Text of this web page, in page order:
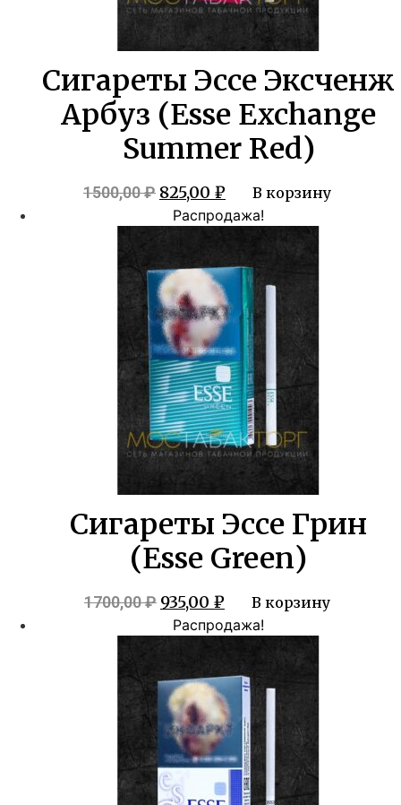
Сигареты Эссе Эксченж
Арбуз (Esse Exchange
Summer Red)
1500,00₽ Первоначальная
цена
1500,00 ₽.
825,00 ₽ Текущая
цена:
В корзину
Распродажа!
Сигареты Эссе Грин
(Esse Green)
1700,00₽ Первоначальная
цена
1700,00 ₽.
935,00 ₽ Текущая
цена:
В корзину
Распродажа!